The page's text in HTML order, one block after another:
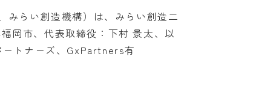
らい創造機構）は、みらい創造二
岡市、代表取締役：下村 景太、以
トナーズ、GxPartners有